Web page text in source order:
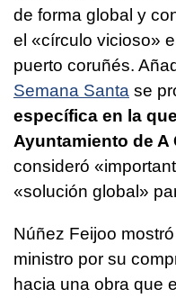
de forma global y
el «círculo vicioso»
puerto coruñés.
Semana Santa se
específica en la
Ayuntamiento de A
consideró
«solución global»
Núñez Feijoo
ministro por su
hacia una obra que